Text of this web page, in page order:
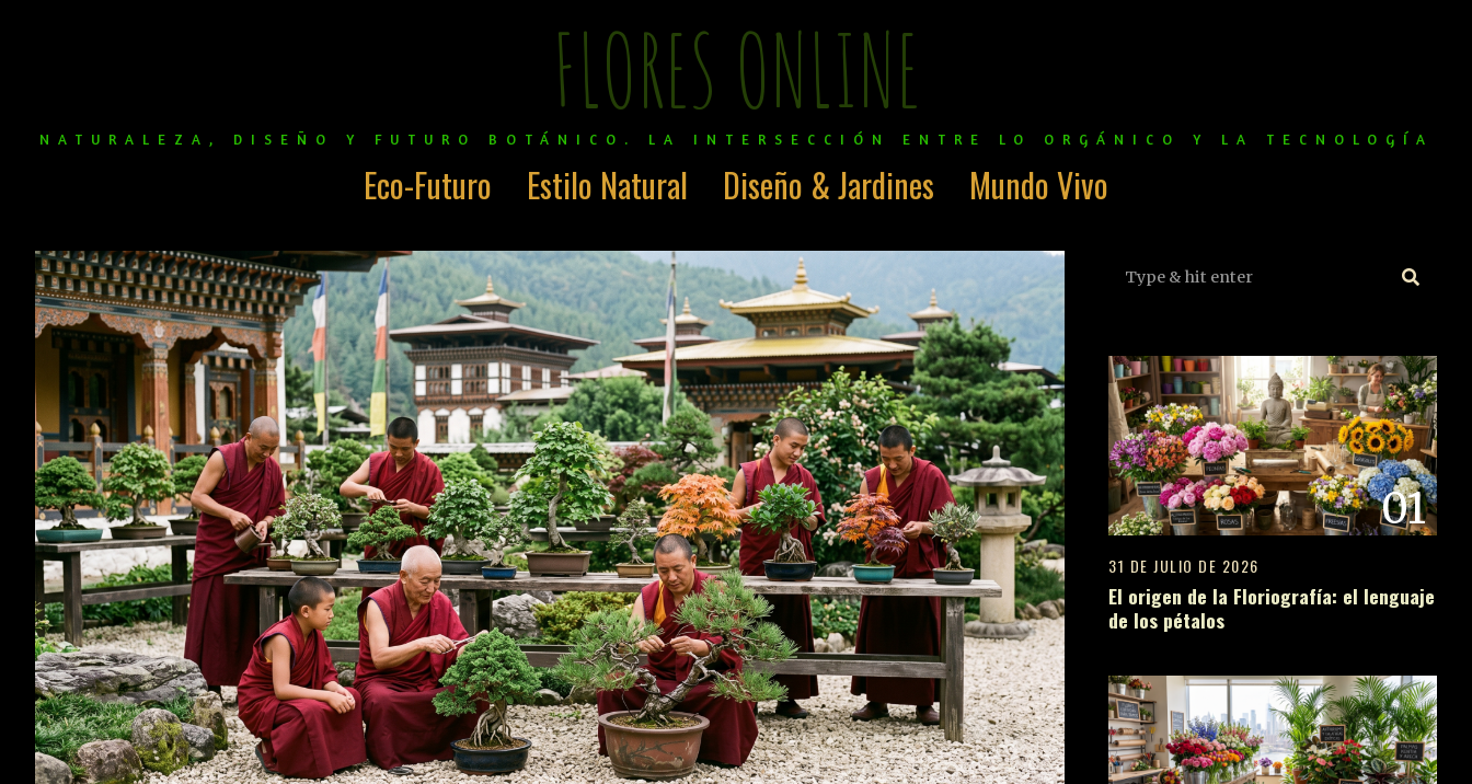
FLORES ONLINE
NATURALEZA, DISEÑO Y FUTURO BOTÁNICO. LA INTERSECCIÓN ENTRE LO ORGÁNICO Y LA TECNOLOGÍA
Eco-Futuro Estilo Natural Diseño & Jardines Mundo Vivo
01
31 DE JULIO DE 2026
El origen de la Floriografía: el lenguaje
de los pétalos